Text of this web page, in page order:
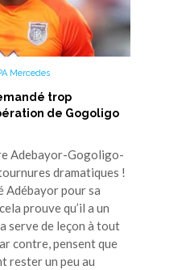
Mercedes
trop
de Gogoligo
Adebayor-Gogoligo-
dramatiques !
pour sa
prouve qu’il a un
serve de leçon à tout
contre, pensent que
rester un peu au